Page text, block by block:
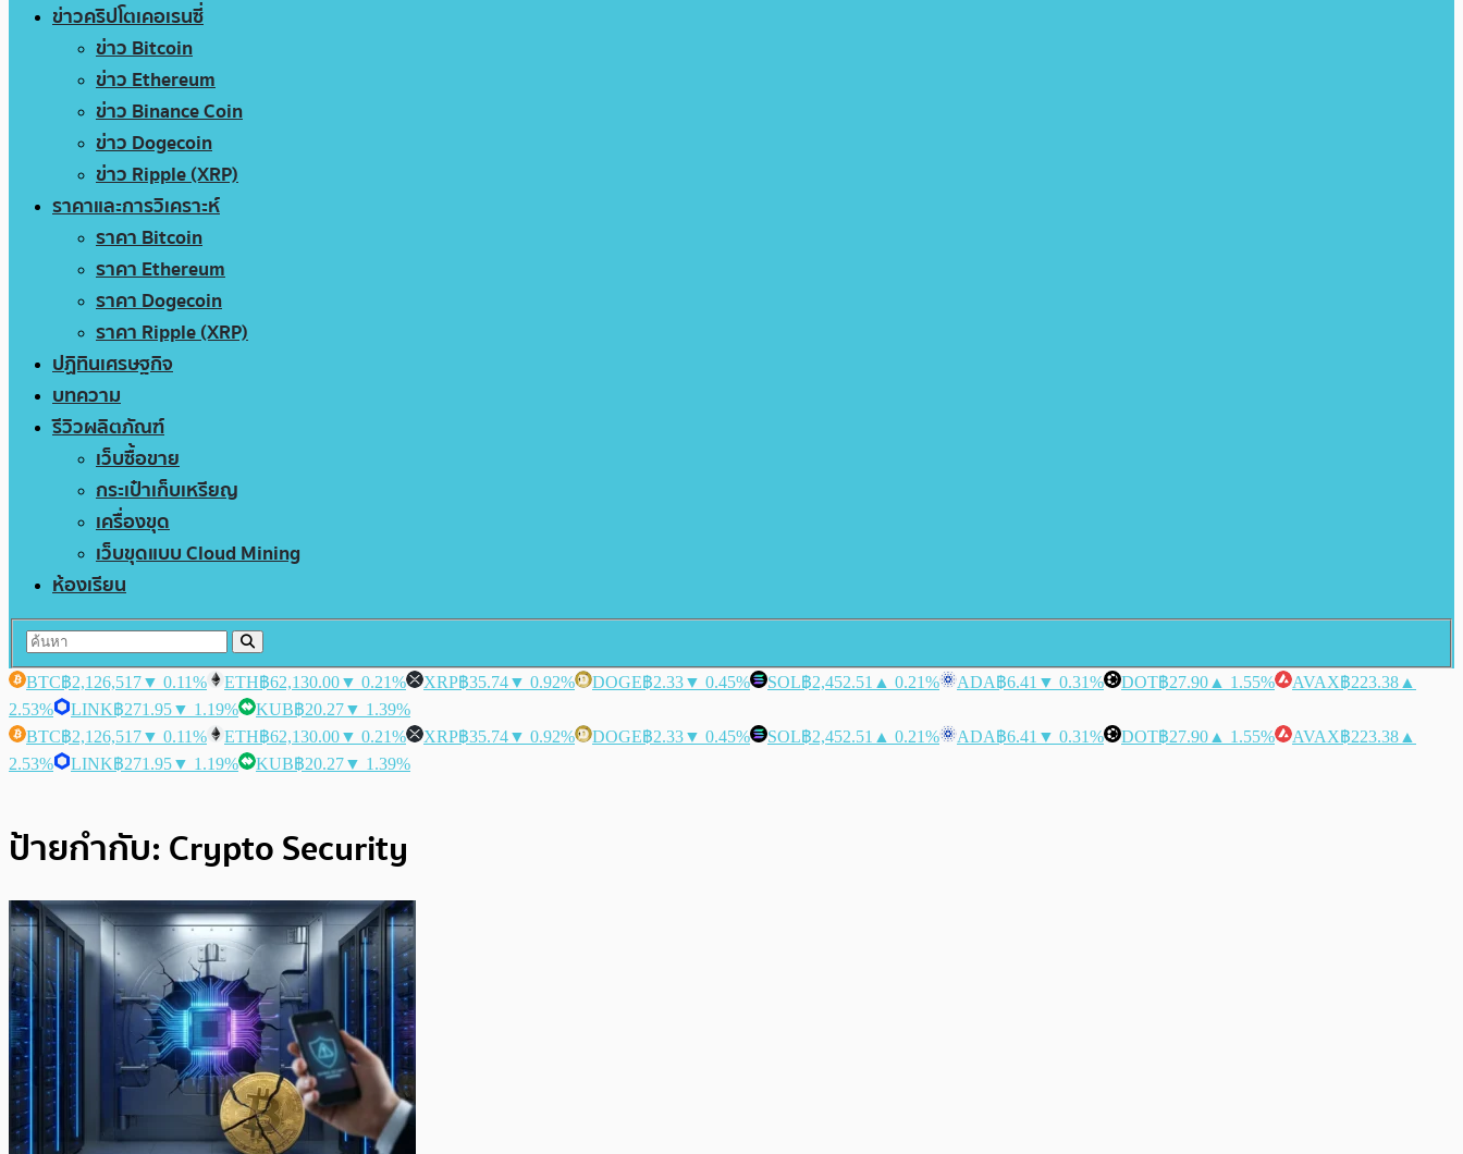
ข่าวคริปโตเคอเรนซี่
ข่าว Bitcoin
ข่าว Ethereum
ข่าว Binance Coin
ข่าว Dogecoin
ข่าว Ripple (XRP)
ราคาและการวิเคราะห์
ราคา Bitcoin
ราคา Ethereum
ราคา Dogecoin
ราคา Ripple (XRP)
ปฏิทินเศรษฐกิจ
บทความ
รีวิวผลิตภัณฑ์
เว็บซื้อขาย
กระเป๋าเก็บเหรียญ
เครื่องขุด
เว็บขุดแบบ Cloud Mining
ห้องเรียน
BTC฿2,126,517▼ 0.11% ETH฿62,130.00▼ 0.21% XRP฿35.74▼ 0.92% DOGE฿2.33▼ 0.45% SOL฿2,452.51 ▲ 0.21% ADA฿6.41 ▼ 0.31% DOT฿27.90 ▲ 1.55% AVAX฿223.38 ▲
2.53%
LINK฿271.95▼ 1.19% KUB฿20.27▼ 1.39%
BTC฿2,126,517▼ 0.11% ETH฿62,130.00▼ 0.21% XRP฿35.74▼ 0.92% DOGE฿2.33▼ 0.45% SOL฿2,452.51 ▲ 0.21% ADA฿6.41 ▼ 0.31% DOT฿27.90 ▲ 1.55% AVAX฿223.38 ▲
2.53%
LINK฿271.95▼ 1.19% KUB฿20.27▼ 1.39%
ป้ายกำกับ: Crypto Security